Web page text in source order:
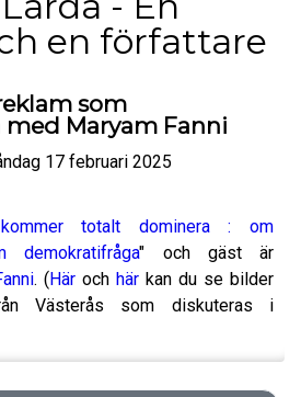
en författare
som
Maryam Fanni
17 februari 2025
totalt dominera : om
demokratifråga" och gäst är
. (Här och här kan du se bilder
Västerås som diskuteras i